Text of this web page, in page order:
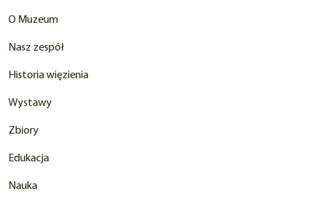
O Muzeum
Nasz zespół
Historia więzienia
Wystawy
Zbiory
Edukacja
Nauka